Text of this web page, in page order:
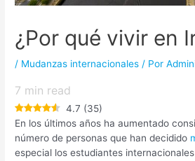
¿Por qué vivir en
/ Mudanzas internacionales / Por
7 min read
4.7 (35)
En los últimos años ha aumentado
número de personas que han decidido
especial los estudiantes